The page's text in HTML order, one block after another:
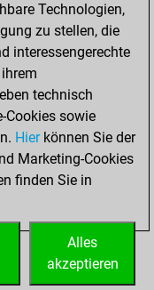
0
0
0
0
Technologien,
zu stellen, die
interessengerechte
technisch
Cookies sowie
Hierkönnen Sie der
Marketing-Cookies
finden Sie in
Alles
akzeptieren